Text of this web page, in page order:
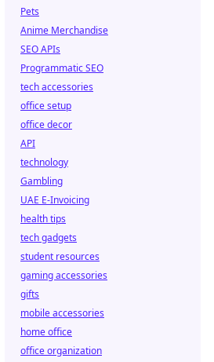
Pets
Anime Merchandise
SEO APIs
Programmatic SEO
tech accessories
office setup
office decor
API
technology
Gambling
UAE E-Invoicing
health tips
tech gadgets
student resources
gaming accessories
gifts
mobile accessories
home office
office organization